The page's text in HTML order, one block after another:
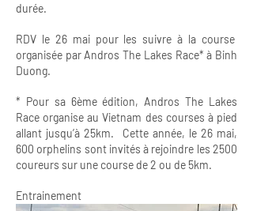
durée.
RDV le 26 mai pour les suivre à la course
organisée par Andros The Lakes Race* à Binh
Duong.
* Pour sa 6ème édition, Andros The Lakes
Race organise au Vietnam des courses à pied
allant jusqu’à 25km. Cette année, le 26 mai,
600 orphelins sont invités à rejoindre les 2500
coureurs sur une course de 2 ou de 5km.
Entrainement